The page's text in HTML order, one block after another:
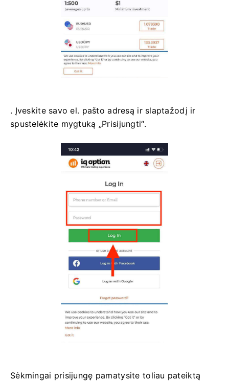
. Įveskite savo el. pašto adresą ir slaptažodį ir
spustelėkite mygtuką „Prisijungti“.
Sėkmingai prisijungę pamatysite toliau pateiktą